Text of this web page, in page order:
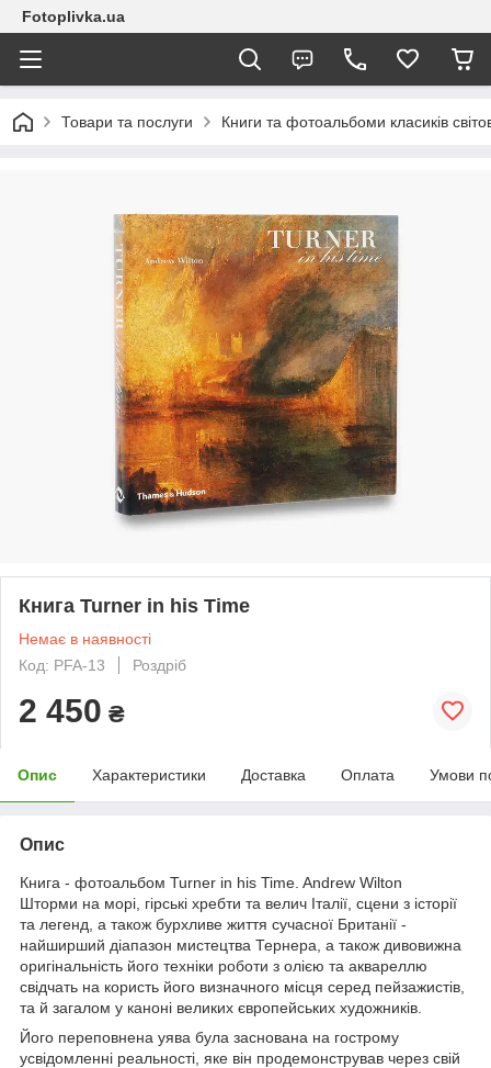
Fotoplivka.ua
Товари та послуги Книги та фотоальбоми класиків
Книга Turner in his Time
Немає в наявності
Код: PFA-13
Роздріб
2 450 ₴
Опис Характеристики Доставка Оплата Умови
Опис
Книга - фотоальбом Turner in his Time. Andrew Wilton
Шторми на морі, гірські хребти та велич Італії, сцени з історії
та легенд, а також бурхливе життя сучасної Британії -
найширший діапазон мистецтва Тернера, а також дивовижна
оригінальність його техніки роботи з олією та аквареллю
свідчать на користь його визначного місця серед пейзажистів,
та й загалом у каноні великих європейських художників.
Його переповнена уява була заснована на гострому
усвідомленні реальності, яке він продемонстрував через свій